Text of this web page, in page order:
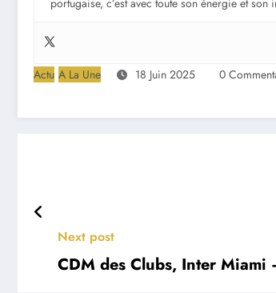
portugaise, c’est avec toute son énergie et
Actu A La Une 18 Juin 2025 0
Next post
CDM des Clubs, Inter